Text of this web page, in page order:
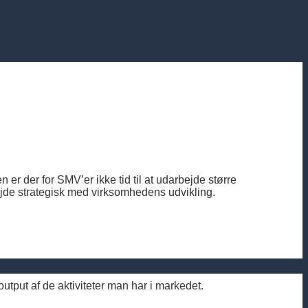
der for SMV’er ikke tid til at udarbejde større
strategisk med virksomhedens udvikling.
af de aktiviteter man har i markedet.